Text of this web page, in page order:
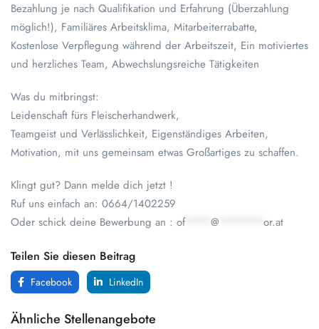
Bezahlung je nach Qualifikation und Erfahrung (Überzahlung
möglich!), Familiäres Arbeitsklima, Mitarbeiterrabatte,
Kostenlose Verpflegung während der Arbeitszeit, Ein motiviertes
und herzliches Team, Abwechslungsreiche Tätigkeiten
Was du mitbringst:
Leidenschaft fürs Fleischerhandwerk,
Teamgeist und Verlässlichkeit, Eigenständiges Arbeiten,
Motivation, mit uns gemeinsam etwas Großartiges zu schaffen.
Klingt gut? Dann melde dich jetzt !
Ruf uns einfach an: 0664/1402259
Oder schick deine Bewerbung an : of**** @ or.at
Teilen Sie diesen Beitrag
Facebook LinkedIn
Ähnliche Stellenangebote